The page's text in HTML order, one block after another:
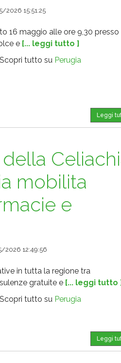
2026 15:51:25
16 maggio alle ore 9,30 presso
e [... leggi tutto ]
Scopri tutto su Perugia
Leggi
mobilita
e
2026 12:49:56
in tutta la regione tra
gratuite e [... leggi tutto
Scopri tutto su Perugia
Leggi